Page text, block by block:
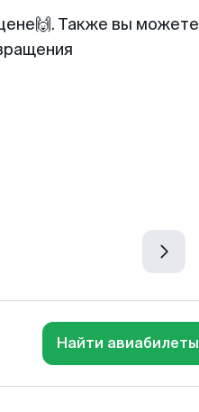
Также вы можете
Найти авиабилеты